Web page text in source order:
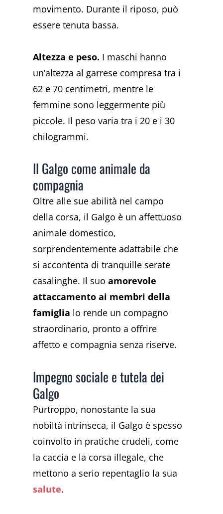
movimento. Durante il riposo, può
essere tenuta bassa.
Altezza e peso. I maschi hanno
un’altezza al garrese compresa tra i
62 e 70 centimetri, mentre le
femmine sono leggermente più
piccole. Il peso varia tra i 20 e i 30
chilogrammi.
Il Galgo come animale da
compagnia
Oltre alle sue abilità nel campo
della corsa, il Galgo è un affettuoso
animale domestico,
sorprendentemente adattabile che
si accontenta di tranquille serate
casalinghe. Il suoamorevole
attaccamento ai membri della
famiglia lo rende un compagno
straordinario, pronto a offrire
affetto e compagnia senza riserve.
Impegno sociale e tutela dei
Galgo
Purtroppo, nonostante la sua
nobiltà intrinseca, il Galgo è spesso
coinvolto in pratiche crudeli, come
la caccia e la corsa illegale, che
mettono a serio repentaglio la sua
salute.